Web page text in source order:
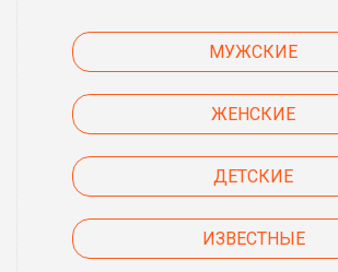
МУЖСКИЕ
ЖЕНСКИЕ
ДЕТСКИЕ
ИЗВЕСТНЫЕ